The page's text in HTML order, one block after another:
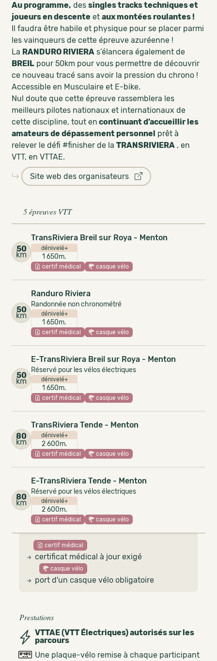
Au programme, des singles tracks techniques et
joueurs en descente et aux montées roulantes !
Il faudra être habile et physique pour se placer parmi
les vainqueurs de cette épreuve azuréenne !
La RANDURO RIVIERA s’élancera également de
BREIL pour 50km pour vous permettre de découvrir
ce nouveau tracé sans avoir la pression du chrono !
Accessible en Musculaire et E-bike.
Nul doute que cette épreuve rassemblera les
meilleurs pilotes nationaux et internationaux de
cette discipline, tout en continuant d’accueillir les
amateurs de dépassement personnel prêt à
relever le défi #finisher de la TRANSRIVIERA , en
VTT, en VTTAE.
Site web des organisateurs
5 épreuves VTT
50
km
TransRiviera Breil sur Roya - Menton
dénivelé+
1 650m.
certif médical casque vélo
50
km
Randuro Riviera
Randonnée non chronométré
dénivelé+
1 650m.
certif médical casque vélo
50
km
E-TransRiviera Breil sur Roya - Menton
Réservé pour les vélos électriques
dénivelé+
1 650m.
certif médical casque vélo
80
km
TransRiviera Tende - Menton
dénivelé+
2 600m.
certif médical casque vélo
80
km
E-TransRiviera Tende - Menton
Réservé pour les vélos électriques
dénivelé+
2 600m.
certif médical casque vélo
certif médical
certificat médical à jour exigé
casque vélo
port d'un casque vélo obligatoire
Prestations
VTTAE (VTT Électriques) autorisés sur les
parcours
Une plaque-vélo remise à chaque participant